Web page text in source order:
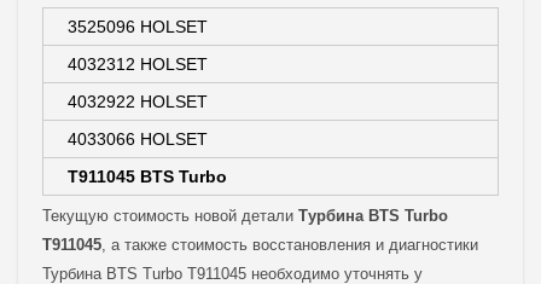
3525096 HOLSET
4032312 HOLSET
4032922 HOLSET
4033066 HOLSET
T911045 BTS Turbo
Текущую стоимость новой детали Турбина BTS Turbo
T911045, а также стоимость восстановления и диагностики
Турбина BTS Turbo T911045 необходимо уточнять у